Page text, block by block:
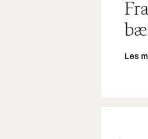
Les